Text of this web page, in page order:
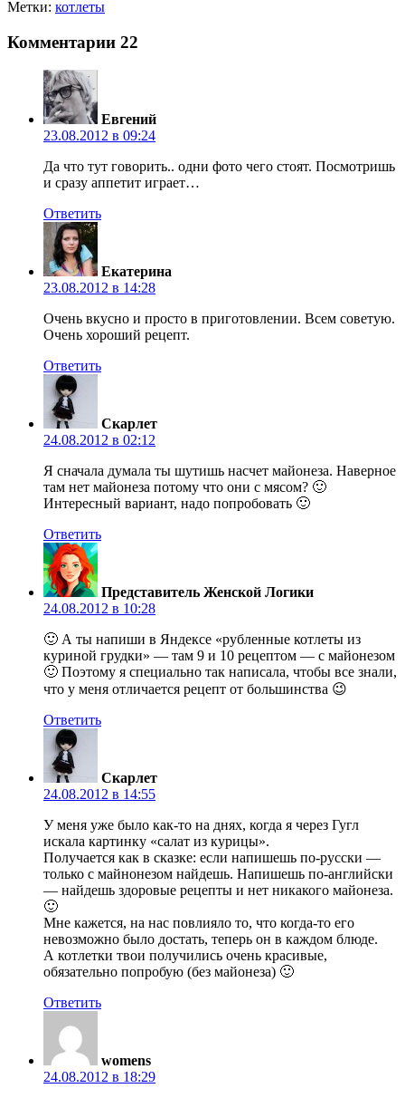
Метки: котлеты
Комментарии 22
Евгений
23.08.2012 в 09:24
Да что тут говорить.. одни фото чего стоят. Посмотришь
и сразу аппетит играет…
Ответить
Екатерина
23.08.2012 в 14:28
Очень вкусно и просто в приготовлении. Всем советую.
Очень хороший рецепт.
Ответить
Скарлет
24.08.2012 в 02:12
Я сначала думала ты шутишь насчет майонеза. Наверное
там нет майонеза потому что они с мясом? 🙂
Интересный вариант, надо попробовать 🙂
Ответить
Представитель Женской Логики
24.08.2012 в 10:28
🙂 А ты напиши в Яндексе «рубленные котлеты из
куриной грудки» — там 9 и 10 рецептом — с майонезом
🙂 Поэтому я специально так написала, чтобы все знали,
что у меня отличается рецепт от большинства 😉
Ответить
Скарлет
24.08.2012 в 14:55
У меня уже было как-то на днях, когда я через Гугл
искала картинку «салат из курицы».
Получается как в сказке: если напишешь по-русски —
только с майнонезом найдешь. Напишешь по-английски
— найдешь здоровые рецепты и нет никакого майонеза.
🙂
Мне кажется, на нас повлияло то, что когда-то его
невозможно было достать, теперь он в каждом блюде.
А котлетки твои получились очень красивые,
обязательно попробую (без майонеза) 🙂
Ответить
womens
24.08.2012 в 18:29